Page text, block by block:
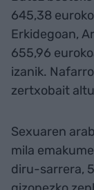
645,38
Erkidegoan,
655,96
izanik.
zertxobait
Sexuaren
mila
diru-sarrera,